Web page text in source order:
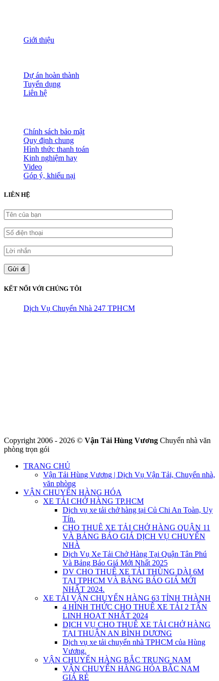
Giới thiệu
Dự án hoàn thành
Tuyển dụng
Liên hệ
Chính sách bảo mật
Quy định chung
Hình thức thanh toán
Kinh nghiệm hay
Video
Góp ý, khiếu nại
LIÊN HỆ
KẾT NỐI VỚI CHÚNG TÔI
Dịch Vụ Chuyển Nhà 247 TPHCM
Copyright 2006 - 2026 © Vận Tải Hùng Vương Chuyển nhà văn
phòng trọn gói
TRANG CHỦ
Vận Tải Hùng Vương | Dịch Vụ Vận Tải, Chuyển nhà,
văn phòng
VẬN CHUYỂN HÀNG HÓA
XE TẢI CHỞ HÀNG TP.HCM
Dịch vụ xe tải chở hàng tại Củ Chi An Toàn, Uy
Tín.
CHO THUÊ XE TẢI CHỞ HÀNG QUẬN 11
VÀ BẢNG BÁO GIÁ DỊCH VỤ CHUYỂN
NHÀ
Dịch Vụ Xe Tải Chở Hàng Tại Quận Tân Phú
Và Bảng Báo Giá Mới Nhất 2025
DV CHO THUÊ XE TẢI THÙNG DÀI 6M
TẠI TPHCM VÀ BẢNG BÁO GIÁ MỚI
NHẤT 2024.
XE TẢI VẬN CHUYỂN HÀNG 63 TỈNH THÀNH
4 HÌNH THỨC CHO THUÊ XE TẢI 2 TẤN
LINH HOẠT NHẤT 2024
DỊCH VỤ CHO THUÊ XE TẢI CHỞ HÀNG
TẠI THUẬN AN BÌNH DƯƠNG
Dịch vụ xe tải chuyển nhà TPHCM của Hùng
Vương.
VẬN CHUYỂN HÀNG BẮC TRUNG NAM
VẬN CHUYỂN HÀNG HÓA BẮC NAM
GIÁ RẺ